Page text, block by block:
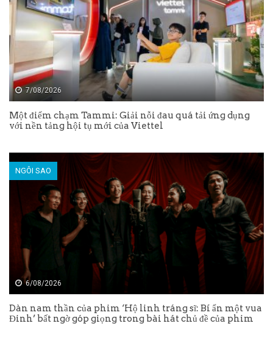
7/08/2026
Một điểm chạm Tammi: Giải nỗi đau quá tải ứng dụng
với nền tảng hội tụ mới của Viettel
NGÔI SAO
6/08/2026
Dàn nam thần của phim ‘Hộ linh tráng sĩ: Bí ẩn một vua
Đinh’ bất ngờ góp giọng trong bài hát chủ đề của phim